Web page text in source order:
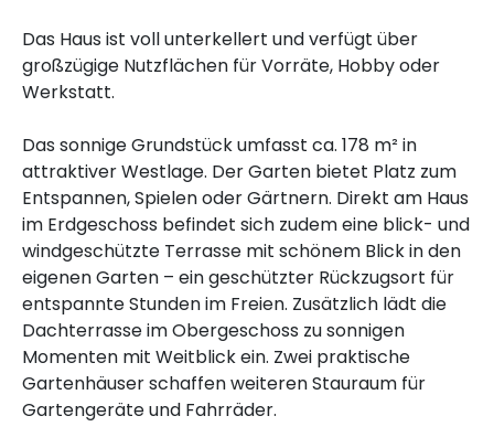
Das Haus ist voll unterkellert und verfügt über
großzügige Nutzflächen für Vorräte, Hobby oder
Werkstatt.
Das sonnige Grundstück umfasst ca. 178 m² in
attraktiver Westlage. Der Garten bietet Platz zum
Entspannen, Spielen oder Gärtnern. Direkt am Haus
im Erdgeschoss befindet sich zudem eine blick- und
windgeschützte Terrasse mit schönem Blick in den
eigenen Garten – ein geschützter Rückzugsort für
entspannte Stunden im Freien. Zusätzlich lädt die
Dachterrasse im Obergeschoss zu sonnigen
Momenten mit Weitblick ein. Zwei praktische
Gartenhäuser schaffen weiteren Stauraum für
Gartengeräte und Fahrräder.